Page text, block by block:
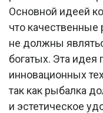
Основной идеей
что
не должны
богатых. Эта
инновационных
так как рыбалка
и эстетическое